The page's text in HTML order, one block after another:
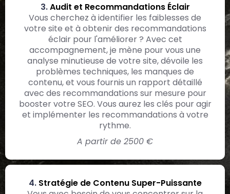
3.Audit et Recommandations Éclair
Vous cherchez à identifier les faiblesses de
votre site et à obtenir des recommandations
éclair pour l'améliorer ? Avec cet
accompagnement, je mène pour vous une
analyse minutieuse de votre site, dévoile les
problèmes techniques, les manques de
contenu, et vous fournis un rapport détaillé
avec des recommandations sur mesure pour
booster votre SEO. Vous aurez les clés pour agir
et implémenter les recommandations à votre
rythme.
A partir de 2500 €
4. Stratégie de Contenu Super-Puissante